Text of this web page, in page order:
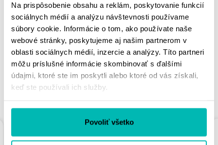
Na prispôsobenie obsahu a reklám, poskytovanie funkcií
sociálnych médií a analýzu návštevnosti používame
súbory cookie. Informácie o tom, ako používate naše
webové stránky, poskytujeme aj našim partnerom v
oblasti sociálnych médií, inzercie a analýzy. Títo partneri
môžu príslušné informácie skombinovať s ďalšími
údajmi, ktoré ste im poskytli alebo ktoré od vás získali,
keď ste používali ich služby.
Povoliť všetko
MOHLO BY SA VÁM
PÁČIŤ